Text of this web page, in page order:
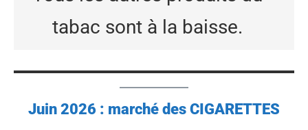
tabac sont à la baisse.
Juin 2026 : marché des CIGARETTES